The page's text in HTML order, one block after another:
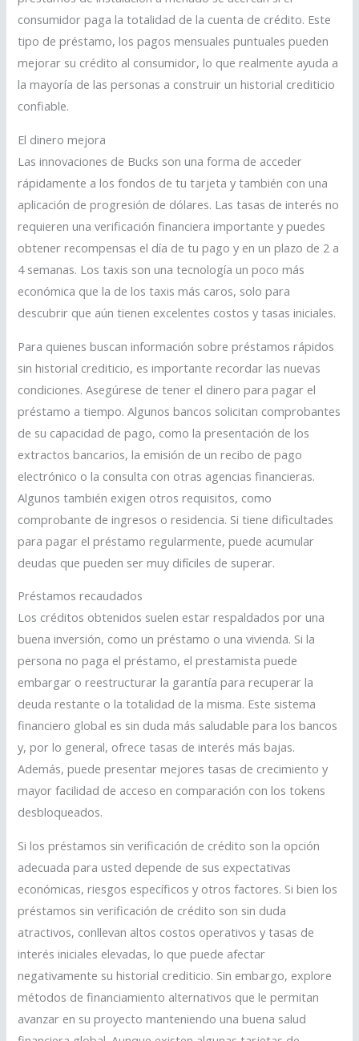
consumidor paga la totalidad de la cuenta de crédito. Este
tipo de préstamo, los pagos mensuales puntuales pueden
mejorar su crédito al consumidor, lo que realmente ayuda a
la mayoría de las personas a construir un historial crediticio
confiable.
El dinero mejora
Las innovaciones de Bucks son una forma de acceder
rápidamente a los fondos de tu tarjeta y también con una
aplicación de progresión de dólares. Las tasas de interés no
requieren una verificación financiera importante y puedes
obtener recompensas el día de tu pago y en un plazo de 2 a
4 semanas. Los taxis son una tecnología un poco más
económica que la de los taxis más caros, solo para
descubrir que aún tienen excelentes costos y tasas iniciales.
Para quienes buscan información sobre préstamos rápidos
sin historial crediticio, es importante recordar las nuevas
condiciones. Asegúrese de tener el dinero para pagar el
préstamo a tiempo. Algunos bancos solicitan comprobantes
de su capacidad de pago, como la presentación de los
extractos bancarios, la emisión de un recibo de pago
electrónico o la consulta con otras agencias financieras.
Algunos también exigen otros requisitos, como
comprobante de ingresos o residencia. Si tiene dificultades
para pagar el préstamo regularmente, puede acumular
deudas que pueden ser muy difíciles de superar.
Préstamos recaudados
Los créditos obtenidos suelen estar respaldados por una
buena inversión, como un préstamo o una vivienda. Si la
persona no paga el préstamo, el prestamista puede
embargar o reestructurar la garantía para recuperar la
deuda restante o la totalidad de la misma. Este sistema
financiero global es sin duda más saludable para los bancos
y, por lo general, ofrece tasas de interés más bajas.
Además, puede presentar mejores tasas de crecimiento y
mayor facilidad de acceso en comparación con los tokens
desbloqueados.
Si los préstamos sin verificación de crédito son la opción
adecuada para usted depende de sus expectativas
económicas, riesgos específicos y otros factores. Si bien los
préstamos sin verificación de crédito son sin duda
atractivos, conllevan altos costos operativos y tasas de
interés iniciales elevadas, lo que puede afectar
negativamente su historial crediticio. Sin embargo, explore
métodos de financiamiento alternativos que le permitan
avanzar en su proyecto manteniendo una buena salud